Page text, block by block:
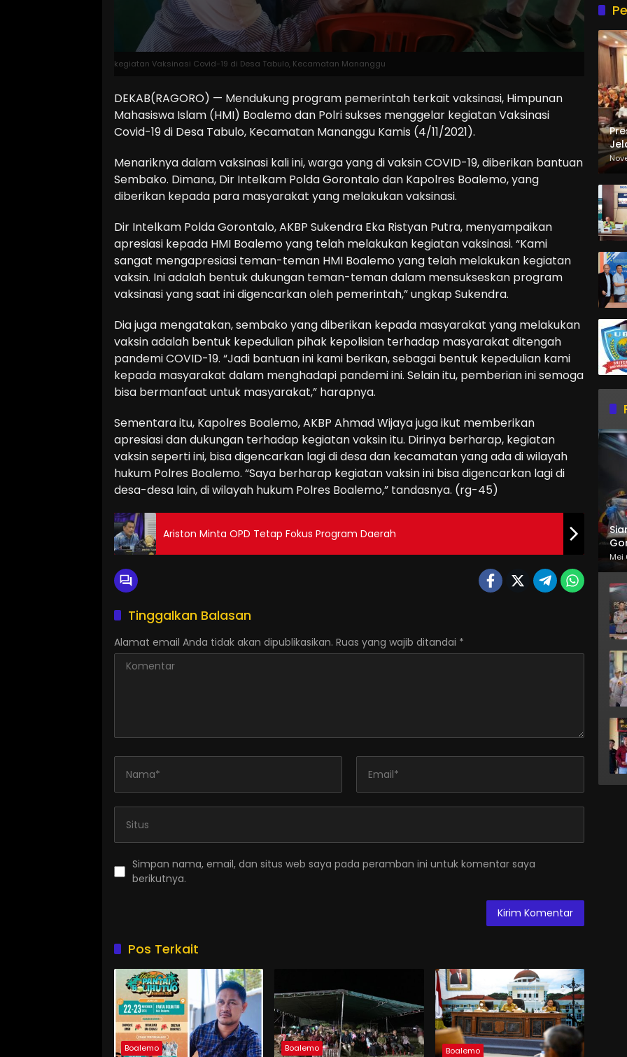
kegiatan Vaksinasi Covid-19 di Desa Tabulo, Kecamatan Mananggu
DEKAB(RAGORO) — Mendukung program pemerintah terkait vaksinasi, Himpunan
Mahasiswa Islam (HMI) Boalemo dan Polri sukses menggelar kegiatan Vaksinasi
Covid-19 di Desa Tabulo, Kecamatan Mananggu Kamis (4/11/2021).
Menariknya dalam vaksinasi kali ini, warga yang di vaksin COVID-19, diberikan bantuan
Sembako. Dimana, Dir Intelkam Polda Gorontalo dan Kapolres Boalemo, yang
diberikan kepada para masyarakat yang melakukan vaksinasi.
Dir Intelkam Polda Gorontalo, AKBP Sukendra Eka Ristyan Putra, menyampaikan
apresiasi kepada HMI Boalemo yang telah melakukan kegiatan vaksinasi. “Kami
sangat mengapresiasi teman-teman HMI Boalemo yang telah melakukan kegiatan
vaksin. Ini adalah bentuk dukungan teman-teman dalam mensukseskan program
vaksinasi yang saat ini digencarkan oleh pemerintah,” ungkap Sukendra.
Dia juga mengatakan, sembako yang diberikan kepada masyarakat yang melakukan
vaksin adalah bentuk kepedulian pihak kepolisian terhadap masyarakat ditengah
pandemi COVID-19. “Jadi bantuan ini kami berikan, sebagai bentuk kepedulian kami
kepada masyarakat dalam menghadapi pandemi ini. Selain itu, pemberian ini semoga
bisa bermanfaat untuk masyarakat,” harapnya.
Sementara itu, Kapolres Boalemo, AKBP Ahmad Wijaya juga ikut memberikan
apresiasi dan dukungan terhadap kegiatan vaksin itu. Dirinya berharap, kegiatan
vaksin seperti ini, bisa digencarkan lagi di desa dan kecamatan yang ada di wilayah
hukum Polres Boalemo. “Saya berharap kegiatan vaksin ini bisa digencarkan lagi di
desa-desa lain, di wilayah hukum Polres Boalemo,” tandasnya. (rg-45)
Ariston Minta OPD Tetap Fokus Program Daerah
Tinggalkan Balasan
Alamat email Anda tidak akan dipublikasikan. Ruas yang wajib ditandai *
Simpan nama, email, dan situs web saya pada peramban ini untuk komentar saya
berikutnya.
Pos Terkait
Boalemo Boalemo Boalemo
Mei